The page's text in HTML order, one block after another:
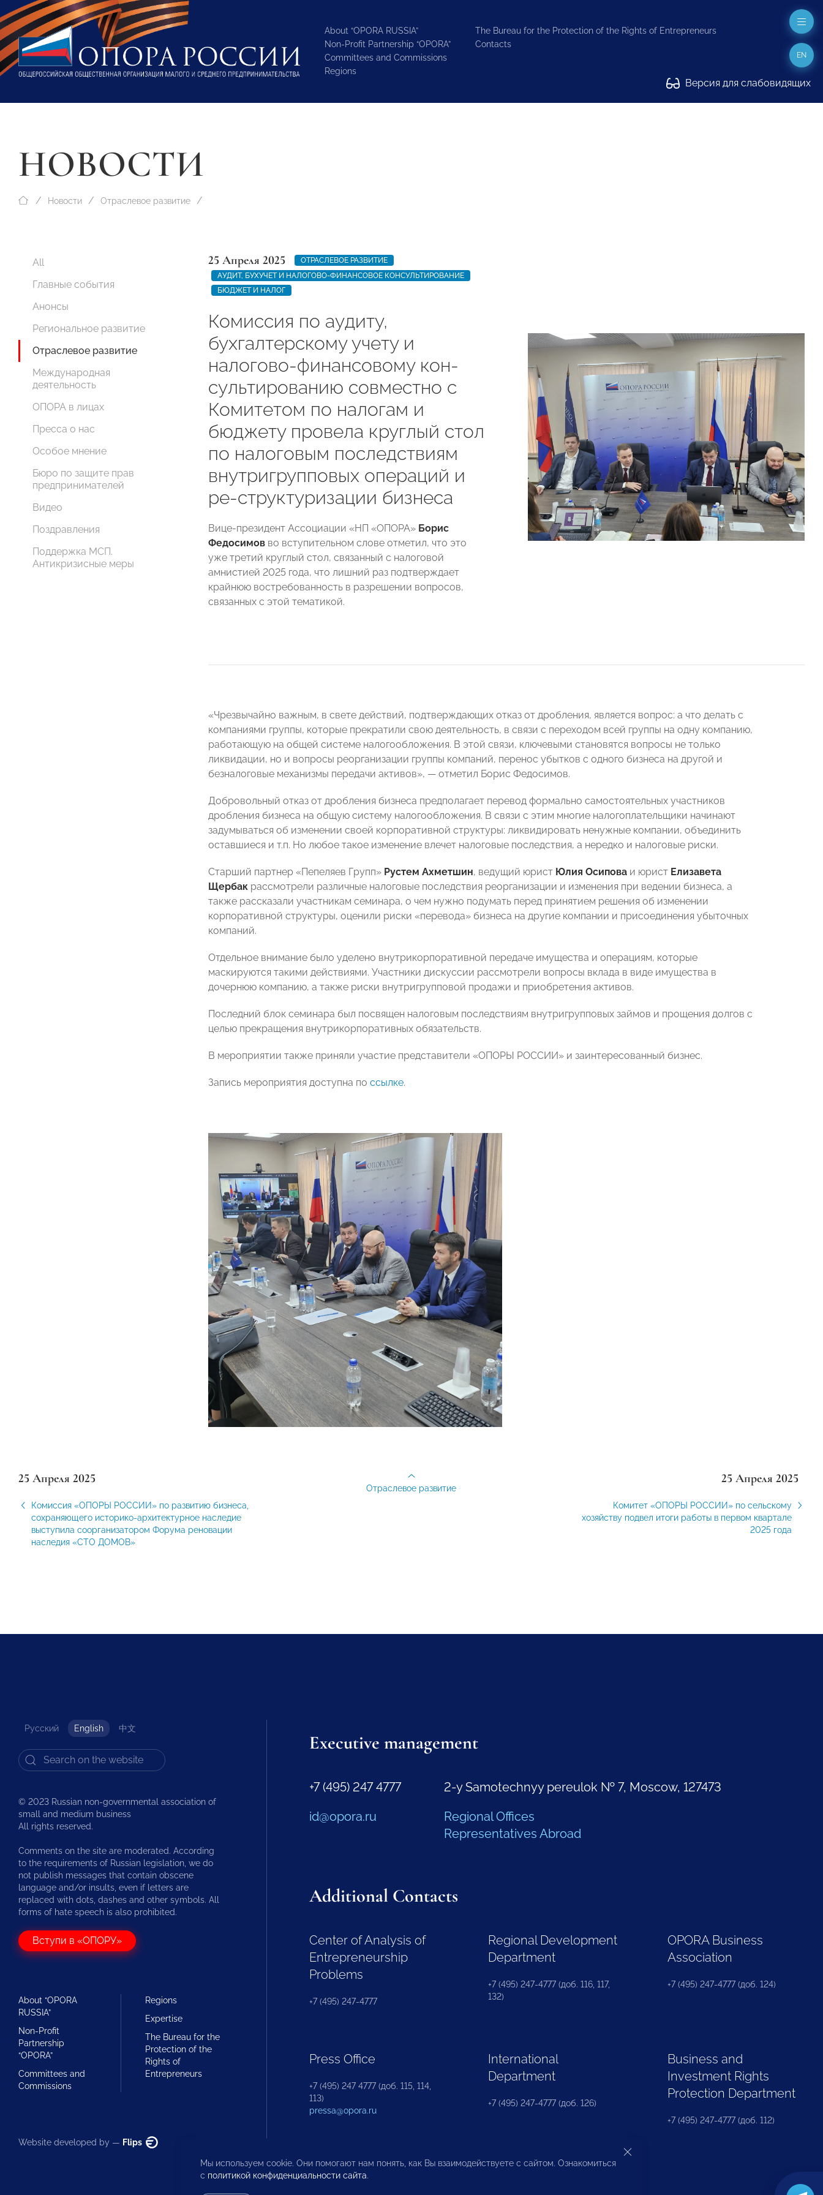
About “OPORA RUSSIA”
Non-Profit Partnership “OPORA”
Committees and Commissions
Regions
The Bureau for the Protection of the Rights of Entrepreneurs
Contacts
Версия для слабовидящих
EN
НОВОСТИ
Новости Отраслевое развитие
All
Главные события
Анонсы
Региональное развитие
Отраслевое развитие
Международная
деятельность
ОПОРА в лицах
Пресса о нас
Особое мнение
Бюро по защите прав
предпринимателей
Видео
Поздравления
Поддержка МСП.
Антикризисные меры
25 Апреля 2025
ОТРАСЛЕВОЕ РАЗВИТИЕ
АУДИТ, БУХУЧЕТ И НАЛОГОВО-ФИНАНСОВОЕ КОНСУЛЬТИРОВАНИЕ
БЮДЖЕТ И НАЛОГ
Комиссия по аудиту,
бухгалтерскому учету и
налогово-финансовому кон-
сультированию совместно с
Комитетом по налогам и
бюджету провела круглый стол
по налоговым последствиям
внутригрупповых операций и
ре-структуризации бизнеса
Вице-президент Ассоциации «НП «ОПОРА» Борис
Федосимов во вступительном слове отметил, что это
уже третий круглый стол, связанный с налоговой
амнистией 2025 года, что лишний раз подтверждает
крайнюю востребованность в разрешении вопросов,
связанных с этой тематикой.
«Чрезвычайно важным, в свете действий, подтверждающих отказ от дробления, является вопрос: а что делать с
компаниями группы, которые прекратили свою деятельность, в связи с переходом всей группы на одну компанию,
работающую на общей системе налогообложения. В этой связи, ключевыми становятся вопросы не только
ликвидации, но и вопросы реорганизации группы компаний, перенос убытков с одного бизнеса на другой и
безналоговые механизмы передачи активов», — отметил Борис Федосимов.
Добровольный отказ от дробления бизнеса предполагает перевод формально самостоятельных участников
дробления бизнеса на общую систему налогообложения. В связи с этим многие налогоплательщики начинают
задумываться об изменении своей корпоративной структуры: ликвидировать ненужные компании, объединить
оставшиеся и т.п. Но любое такое изменение влечет налоговые последствия, а нередко и налоговые риски.
Старший партнер «Пепеляев Групп» Рустем Ахметшин, ведущий юрист Юлия Осипова и юрист Елизавета
Щербак рассмотрели различные налоговые последствия реорганизации и изменения при ведении бизнеса, а
также рассказали участникам семинара, о чем нужно подумать перед принятием решения об изменении
корпоративной структуры, оценили риски «перевода» бизнеса на другие компании и присоединения убыточных
компаний.
Отдельное внимание было уделено внутрикорпоративной передаче имущества и операциям, которые
маскируются такими действиями. Участники дискуссии рассмотрели вопросы вклада в виде имущества в
дочернюю компанию, а также риски внутригрупповой продажи и приобретения активов.
Последний блок семинара был посвящен налоговым последствиям внутригрупповых займов и прощения долгов с
целью прекращения внутрикорпоративных обязательств.
В мероприятии также приняли участие представители «ОПОРЫ РОССИИ» и заинтересованный бизнес.
Запись мероприятия доступна по ссылке.
25 Апреля 2025
Комиссия «ОПОРЫ РОССИИ» по развитию бизнеса,
сохраняющего историко-архитектурное наследие
выступила соорганизатором Форума реновации
наследия «СТО ДОМОВ»
25 Апреля 2025
Комитет «ОПОРЫ РОССИИ» по сельскому
хозяйству подвел итоги работы в первом квартале
2025 года
Отраслевое развитие
Русский English 中文
© 2023 Russian non-governmental association of
small and medium business
All rights reserved.
Comments on the site are moderated. According
to the requirements of Russian legislation, we do
not publish messages that contain obscene
language and/or insults, even if letters are
replaced with dots, dashes and other symbols. All
forms of hate speech is also prohibited.
Вступи в «ОПОРУ»
About “OPORA
RUSSIA”
Non-Profit
Partnership
“OPORA”
Committees and
Commissions
Regions
Expertise
The Bureau for the
Protection of the
Rights of
Entrepreneurs
Website developed by — Flips
Executive management
+7 (495) 247 4777
id@opora.ru
2-y Samotechnyy pereulok № 7, Moscow, 127473
Regional Offices
Representatives Abroad
Additional Contacts
Center of Analysis of
Entrepreneurship
Problems
+7 (495) 247-4777
Regional Development
Department
+7 (495) 247-4777 (доб. 116, 117,
132)
OPORA Business
Association
+7 (495) 247-4777 (доб. 124)
Press Office
+7 (495) 247 4777 (доб. 115, 114,
113)
pressa@opora.ru
International
Department
+7 (495) 247-4777 (доб. 126)
Business and
Investment Rights
Protection Department
+7 (495) 247-4777 (доб. 112)
Мы используем cookie. Они помогают нам понять, как Вы взаимодействуете с сайтом. Ознакомиться
с политикой конфиденциальности сайта.